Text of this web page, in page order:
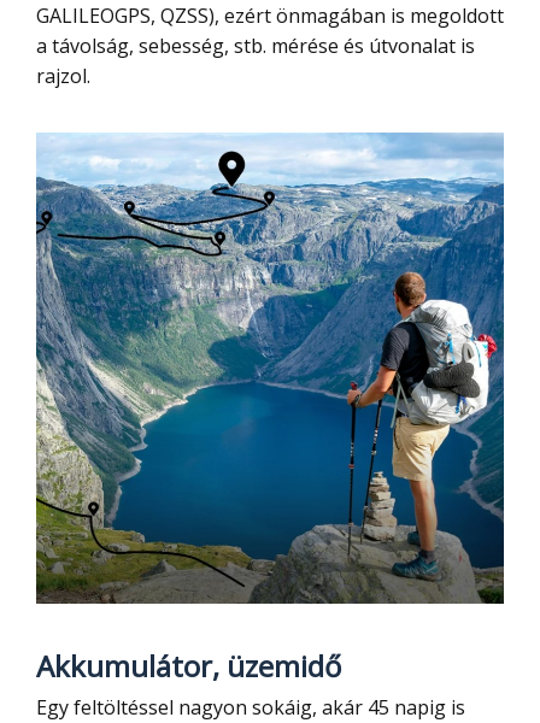
GALILEOGPS, QZSS), ezért önmagában is megoldott
a távolság, sebesség, stb. mérése és útvonalat is
rajzol.
Akkumulátor, üzemidő
Egy feltöltéssel nagyon sokáig, akár 45 napig is